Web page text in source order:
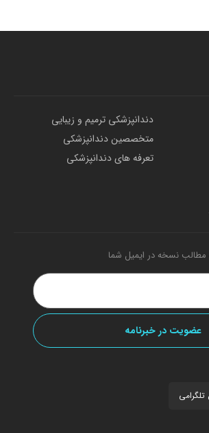
دندانپزشکی ترمیم و زیبایی
متخصصین دندانپزشکی
تعرفه های دندانپزشکی
مطالب نسخه در ایمیل شما